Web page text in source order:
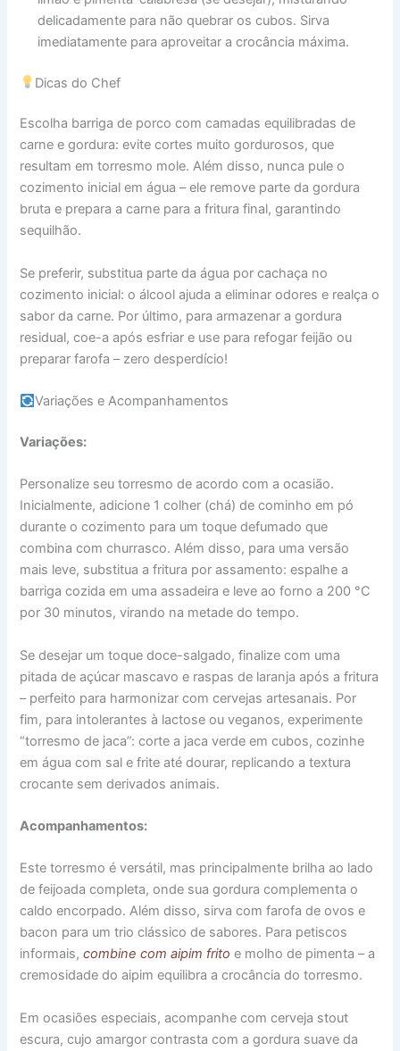
delicadamente para não quebrar os cubos. Sirva
imediatamente para aproveitar a crocância máxima.
Dicas do Chef
Escolha barriga de porco com camadas equilibradas de
carne e gordura: evite cortes muito gordurosos, que
resultam em torresmo mole. Além disso, nunca pule o
cozimento inicial em água – ele remove parte da gordura
bruta e prepara a carne para a fritura final, garantindo
sequilhão.
Se preferir, substitua parte da água por cachaça no
cozimento inicial: o álcool ajuda a eliminar odores e realça o
sabor da carne. Por último, para armazenar a gordura
residual, coe-a após esfriar e use para refogar feijão ou
preparar farofa – zero desperdício!
Variações e Acompanhamentos
Variações:
Personalize seu torresmo de acordo com a ocasião.
Inicialmente, adicione 1 colher (chá) de cominho em pó
durante o cozimento para um toque defumado que
combina com churrasco. Além disso, para uma versão
mais leve, substitua a fritura por assamento: espalhe a
barriga cozida em uma assadeira e leve ao forno a 200 °C
por 30 minutos, virando na metade do tempo.
Se desejar um toque doce-salgado, finalize com uma
pitada de açúcar mascavo e raspas de laranja após a fritura
– perfeito para harmonizar com cervejas artesanais. Por
fim, para intolerantes à lactose ou veganos, experimente
“torresmo de jaca”: corte a jaca verde em cubos, cozinhe
em água com sal e frite até dourar, replicando a textura
crocante sem derivados animais.
Acompanhamentos:
Este torresmo é versátil, mas principalmente brilha ao lado
de feijoada completa, onde sua gordura complementa o
caldo encorpado. Além disso, sirva com farofa de ovos e
bacon para um trio clássico de sabores. Para petiscos
informais,combine com aipim frito e molho de pimenta – a
cremosidade do aipim equilibra a crocância do torresmo.
Em ocasiões especiais, acompanhe com cerveja stout
escura, cujo amargor contrasta com a gordura suave da